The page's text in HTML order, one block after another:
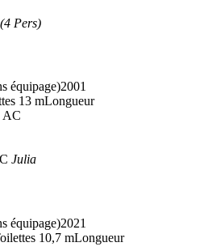
Pers)
équipage)2001
13 mLongueur
Julia
équipage)2021
10,7 mLongueur